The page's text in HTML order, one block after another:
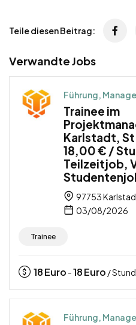
Teile diesen Beitrag:
Verwandte Jobs
Führung,
Trainee im
Karlstadt,
18,00 € /
Teilzeitjob,
97753
03/08/2026
Trainee
18Euro -18Euro /
Führung,